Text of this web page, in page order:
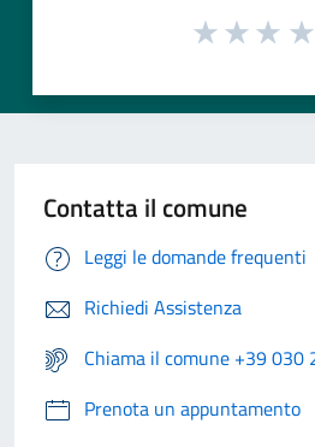
Contatta il comune
Leggi le domande frequenti
Richiedi Assistenza
Chiama il comune +39 030
Prenota un appuntamento